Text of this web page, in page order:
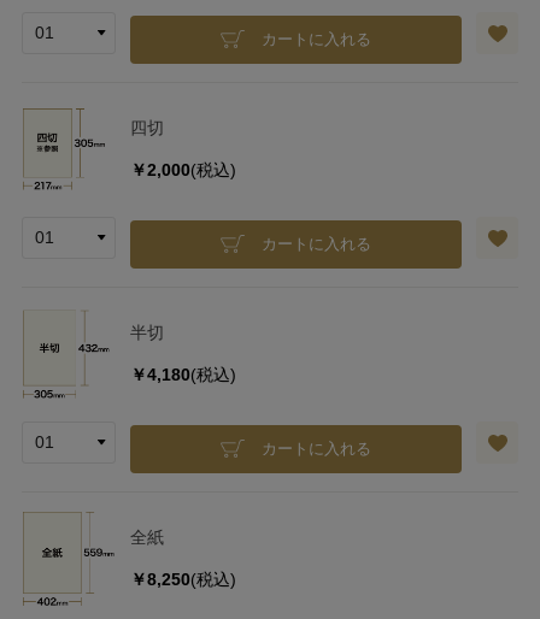
カートに入れる
四切
￥2,000(税込)
カートに入れる
半切
￥4,180(税込)
カートに入れる
全紙
￥8,250(税込)